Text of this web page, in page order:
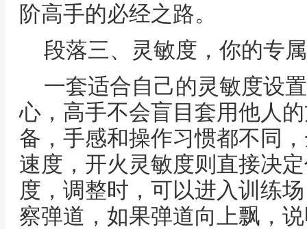
阶高手的必经之路。
段落三、灵敏度，你的专
一套适合自己的灵敏度设
心，高手不会盲目套用他人
备，手感和操作习惯都不同
速度，开火灵敏度则直接决
度，调整时，可以进入训练
察弹道，如果弹道向上飘，